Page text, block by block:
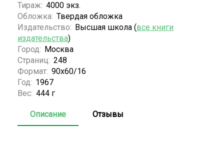
Тираж: 4000 экз.
Обложка: Твердая обложка
Издательство: Высшая школа (все книги
издательства)
Город: Москва
Страниц: 248
Формат: 90x60/16
Год: 1967
Вес: 444 г
Описание Отзывы